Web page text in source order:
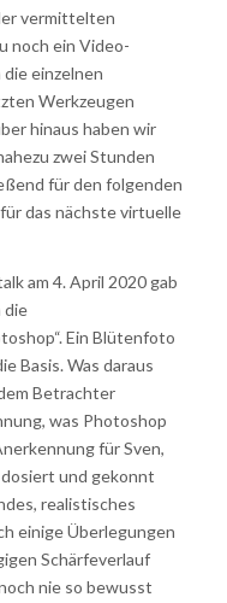
vermittelten
noch ein Video-
einzelnen
Werkzeugen
hinaus haben wir
zwei Stunden
für den folgenden
das nächste virtuelle
am 4. April 2020 gab
die
Ein Blütenfoto
Basis. Was daraus
Betrachter
was Photoshop
für Sven,
und gekonnt
realistisches
einige Überlegungen
Schärfeverlauf
nie so bewusst